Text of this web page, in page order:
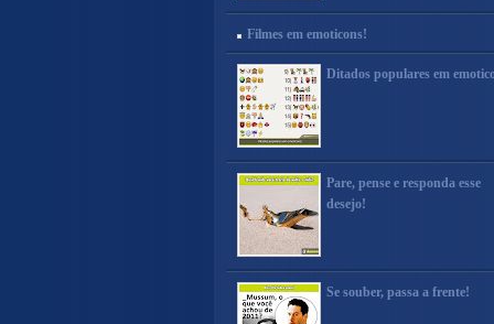
Filmes em emoticons!
Ditados populares em
Pare, pense e responda esse
desejo!
Se souber, passa a frente!